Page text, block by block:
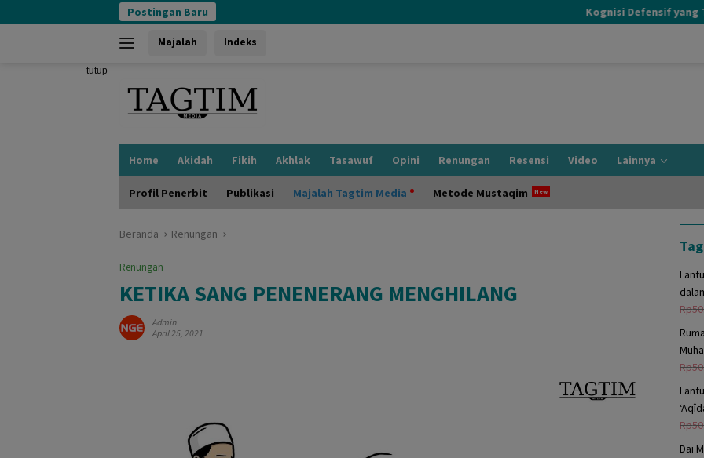
ke
Postingan Baru Kognisi Defensif yang Terjadi
Majalah Indeks
tutup
Home Akidah Fikih Akhlak Tasawuf Opini Renungan Resensi Video Lainnya
Profil Penerbit Publikasi Majalah Tagtim Media Metode Mustaqim
Beranda Renungan
Renungan
KETIKA SANG PENENERANG MENGHILANG
Admin
April 25, 2021
Rp
Rp
Rp
Dai